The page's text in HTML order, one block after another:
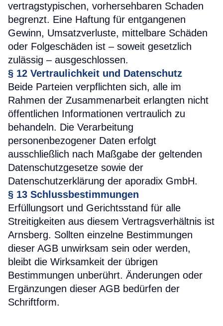
vertragstypischen, vorhersehbaren Schaden
begrenzt. Eine Haftung für entgangenen
Gewinn, Umsatzverluste, mittelbare Schäden
oder Folgeschäden ist – soweit gesetzlich
zulässig – ausgeschlossen.
§ 12 Vertraulichkeit und Datenschutz
Beide Parteien verpflichten sich, alle im
Rahmen der Zusammenarbeit erlangten nicht
öffentlichen Informationen vertraulich zu
behandeln. Die Verarbeitung
personenbezogener Daten erfolgt
ausschließlich nach Maßgabe der geltenden
Datenschutzgesetze sowie der
Datenschutzerklärung der aporadix GmbH.
§ 13 Schlussbestimmungen
Erfüllungsort und Gerichtsstand für alle
Streitigkeiten aus diesem Vertragsverhältnis ist
Arnsberg. Sollten einzelne Bestimmungen
dieser AGB unwirksam sein oder werden,
bleibt die Wirksamkeit der übrigen
Bestimmungen unberührt. Änderungen oder
Ergänzungen dieser AGB bedürfen der
Schriftform.